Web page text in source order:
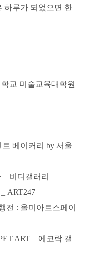
하루가 되었으면 한
교 미술교육대학원
트 베이커리 by 서울
_ 비디갤러리
_ ART247
전 : 올미아트스페이
ART _ 에코락 갤